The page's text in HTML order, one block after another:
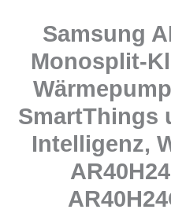
Samsung
Monosplit-
SmartThings
Intelligenz,